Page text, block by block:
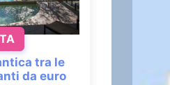
tra le
da euro